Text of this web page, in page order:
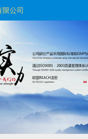
公司